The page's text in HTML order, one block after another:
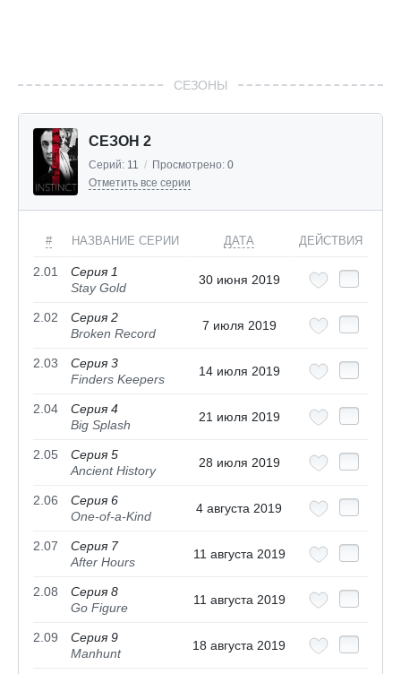
СЕЗОНЫ
СЕЗОН 2
Серий: 11 / Просмотрено: 0
Отметить все серии
# НАЗВАНИЕ СЕРИИ ДАТА ДЕЙСТВИЯ
2.01
Серия 1
Stay Gold
30 июня 2019
2.02
Серия 2
Broken Record
7 июля 2019
2.03
Серия 3
Finders Keepers
14 июля 2019
2.04
Серия 4
Big Splash
21 июля 2019
2.05
Серия 5
Ancient History
28 июля 2019
2.06
Серия 6
One-of-a-Kind
4 августа 2019
2.07
Серия 7
After Hours
11 августа 2019
2.08
Серия 8
Go Figure
11 августа 2019
2.09
Серия 9
Manhunt
18 августа 2019